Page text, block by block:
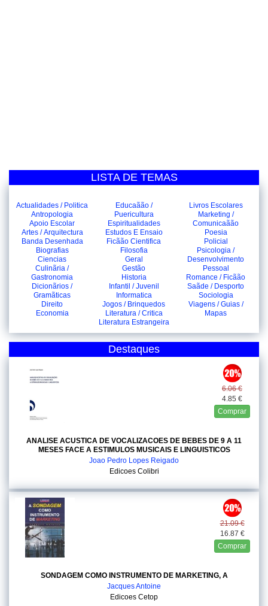
LISTA DE TEMAS
Actualidades / Politica
Antropologia
Apoio Escolar
Artes / Arquitectura
Banda Desenhada
Biografias
Ciencias
Culinãria /
Gastronomia
Dicionãrios /
Gramãticas
Direito
Economia
Educaãão /
Puericultura
Espiritualidades
Estudos E Ensaio
Ficãão Cientifica
Filosofia
Geral
Gestão
Historia
Infantil / Juvenil
Informatica
Jogos / Brinquedos
Literatura / Critica
Literatura Estrangeira
Livros Escolares
Marketing /
Comunicaãão
Poesia
Policial
Psicologia /
Desenvolvimento
Pessoal
Romance / Ficãão
Saãde / Desporto
Sociologia
Viagens / Guias /
Mapas
Destaques
6.06 €
4.85 €
Comprar
ANALISE ACUSTICA DE VOCALIZACOES DE BEBES DE 9 A 11
MESES FACE A ESTIMULOS MUSICAIS E LINGUISTICOS
Joao Pedro Lopes Reigado
Edicoes Colibri
21.09 €
16.87 €
Comprar
SONDAGEM COMO INSTRUMENTO DE MARKETING, A
Jacques Antoine
Edicoes Cetop